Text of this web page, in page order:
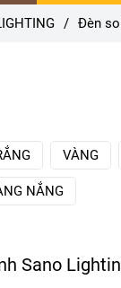
/ Đèn
VÀNG
NẮNG
Sano